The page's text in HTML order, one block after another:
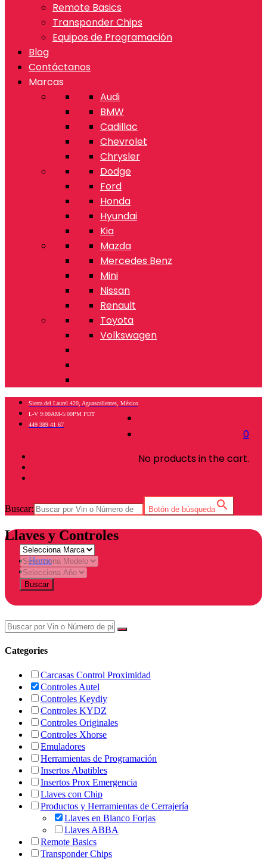
Remote Basics
Transponder Chips
Equipos de Programación
Blog
Contáctanos
Marcas
Audi
BMW
Cadillac
Chevrolet
Chrysler
Dodge
Ford
Honda
Hyundai
Kia
Mazda
Mercedes Benz
Mini
Nissan
Renault
Toyota
Volkswagen
0
No products in the cart.
Sierra del Laurel 420, Aguascalientes, México
L-V 9:00AM-5:00PM PDT
449 389 41 67
Buscar: Botón de búsqueda
Llaves y Controles
Home
Tienda
Buscar
Categories
Carcasas Control Proximidad
Controles Autel
Controles Keydiy
Controles KYDZ
Controles Originales
Controles Xhorse
Emuladores
Herramientas de Programación
Insertos Abatibles
Insertos Prox Emergencia
Llaves con Chip
Productos y Herramientas de Cerrajería
Llaves en Blanco Forjas
Llaves ABBA
Remote Basics
Transponder Chips